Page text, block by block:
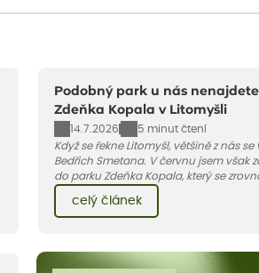
Podobný park u nás
Zdeňka Kopala v Litomyšli
14.7.2026
5 minut čtení
Když se řekne Litomyšl, většině z nás
Bedřich Smetana. V červnu jsem však
do parku Zdeňka Kopala, který se
nim pár řádků o tom, jak tento
celý článek